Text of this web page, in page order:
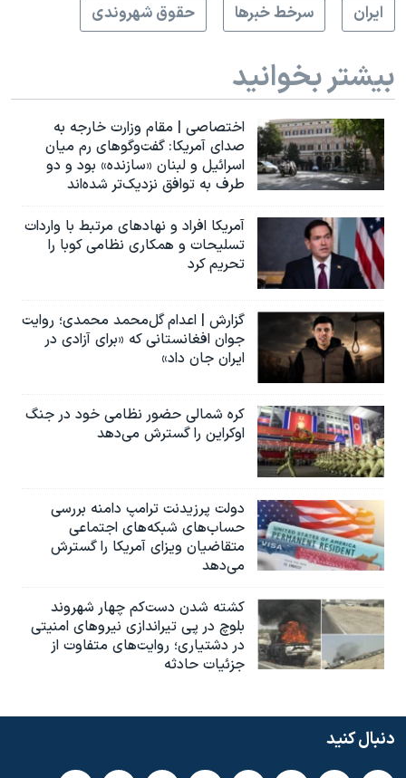
ايران
سرخط خبرها حقوق شهروندی
بیشتر بخوانید
اختصاصی | مقام وزارت خارجه به
صدای آمریکا: گفت‌وگوهای رم میان
اسرائیل و لبنان «سازنده» بود و دو
طرف به توافق نزدیک‌تر شده‌اند
آمریکا افراد و نهادهای مرتبط با واردات
تسلیحات و همکاری نظامی کوبا را
تحریم کرد
گزارش | اعدام گل‌محمد محمدی؛ روایت
جوان افغانستانی که «برای آزادی در
ایران جان داد»
کره شمالی حضور نظامی خود در جنگ
اوکراین را گسترش می‌دهد
دولت پرزیدنت ترامپ دامنه بررسی
حساب‌های شبکه‌های اجتماعی
متقاضیان ویزای آمریکا را گسترش
می‌دهد
کشته شدن دست‌کم چهار شهروند
بلوچ در پی تیراندازی نیروهای امنیتی
در دشتیاری؛ روایت‌های متفاوت از
جزئیات حادثه
دنبال کنید